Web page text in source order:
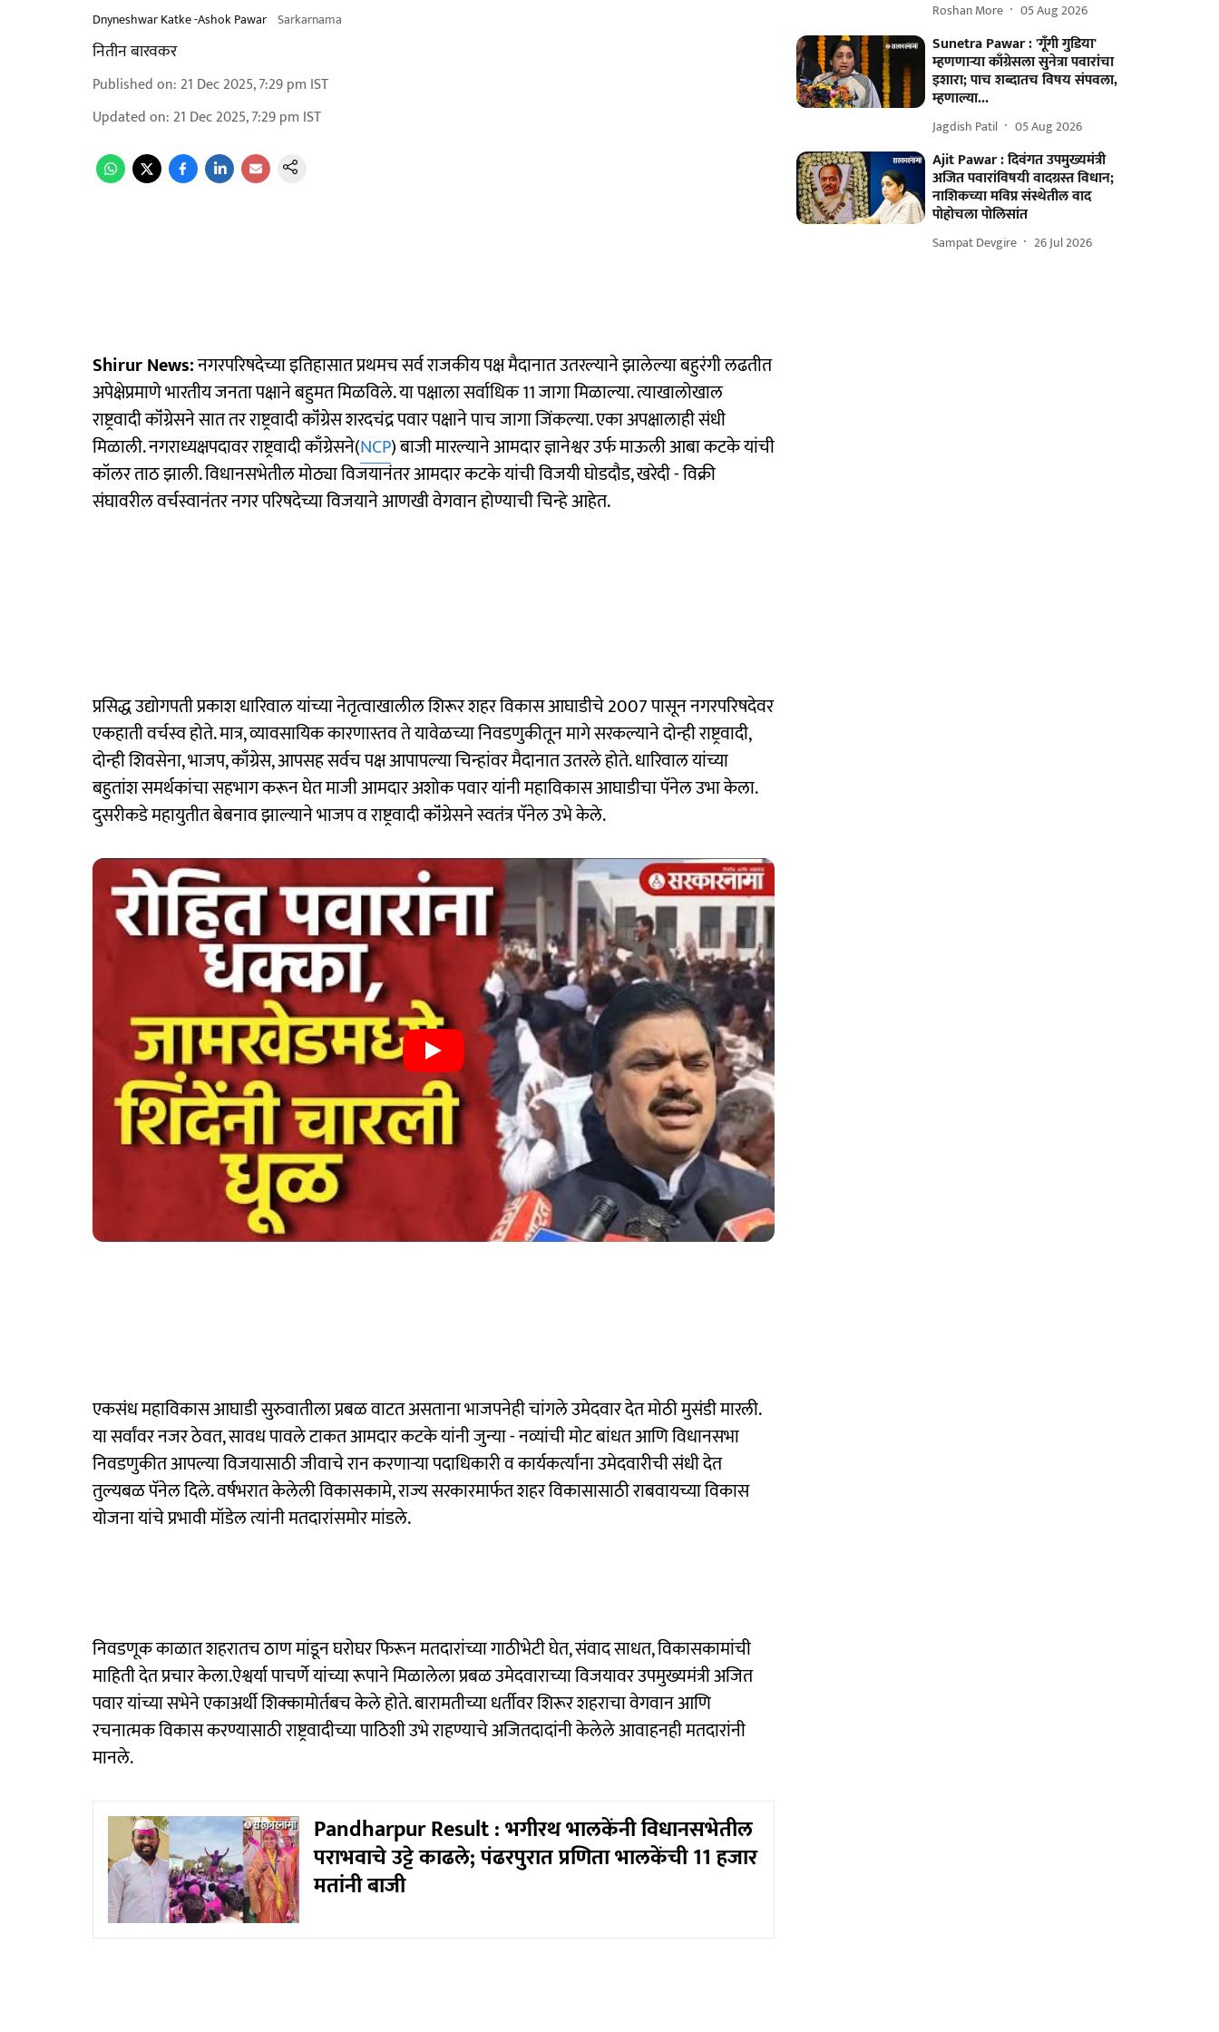
Dnyneshwar Katke -Ashok Pawar Sarkarnama
नितीन बारवकर
Published on: 21 Dec 2025, 7:29 pm IST
Updated on: 21 Dec 2025, 7:29 pm IST
Shirur News:नगरपरिषदेच्या इतिहासात प्रथमच सर्व राजकीय पक्ष मैदानात उतरल्याने झालेल्या बहुरंगी लढतीत
अपेक्षेप्रमाणे भारतीय जनता पक्षाने बहुमत मिळविले. या पक्षाला सर्वाधिक 11 जागा मिळाल्या. त्याखालोखाल
राष्ट्रवादी कॉंग्रेसने सात तर राष्ट्रवादी कॉंग्रेस शरदचंद्र पवार पक्षाने पाच जागा जिंकल्या. एका अपक्षालाही संधी
मिळाली. नगराध्यक्षपदावर राष्ट्रवादी काँग्रेसने(NCP) बाजी मारल्याने आमदार ज्ञानेश्वर उर्फ माऊली आबा कटके यांची
कॉलर ताठ झाली. विधानसभेतील मोठ्या विजयानंतर आमदार कटके यांची विजयी घोडदौड, खरेदी - विक्री
संघावरील वर्चस्वानंतर नगर परिषदेच्या विजयाने आणखी वेगवान होण्याची चिन्हे आहेत.
प्रसिद्ध उद्योगपती प्रकाश धारिवाल यांच्या नेतृत्वाखालील शिरूर शहर विकास आघाडीचे 2007 पासून नगरपरिषदेवर
एकहाती वर्चस्व होते. मात्र, व्यावसायिक कारणास्तव ते यावेळच्या निवडणुकीतून मागे सरकल्याने दोन्ही राष्ट्रवादी,
दोन्ही शिवसेना, भाजप, काँग्रेस, आपसह सर्वच पक्ष आपापल्या चिन्हांवर मैदानात उतरले होते. धारिवाल यांच्या
बहुतांश समर्थकांचा सहभाग करून घेत माजी आमदार अशोक पवार यांनी महाविकास आघाडीचा पॅनेल उभा केला.
दुसरीकडे महायुतीत बेबनाव झाल्याने भाजप व राष्ट्रवादी कॉंग्रेसने स्वतंत्र पॅनेल उभे केले.
एकसंध महाविकास आघाडी सुरुवातीला प्रबळ वाटत असताना भाजपनेही चांगले उमेदवार देत मोठी मुसंडी मारली.
या सर्वांवर नजर ठेवत, सावध पावले टाकत आमदार कटके यांनी जुन्या - नव्यांची मोट बांधत आणि विधानसभा
निवडणुकीत आपल्या विजयासाठी जीवाचे रान करणाऱ्या पदाधिकारी व कार्यकर्त्यांना उमेदवारीची संधी देत
तुल्यबळ पॅनेल दिले. वर्षभरात केलेली विकासकामे, राज्य सरकारमार्फत शहर विकासासाठी राबवायच्या विकास
योजना यांचे प्रभावी मॉडेल त्यांनी मतदारांसमोर मांडले.
निवडणूक काळात शहरातच ठाण मांडून घरोघर फिरून मतदारांच्या गाठीभेटी घेत, संवाद साधत, विकासकामांची
माहिती देत प्रचार केला.ऐश्वर्या पाचर्णे यांच्या रूपाने मिळालेला प्रबळ उमेदवाराच्या विजयावर उपमुख्यमंत्री अजित
पवार यांच्या सभेने एकाअर्थी शिक्कामोर्तबच केले होते. बारामतीच्या धर्तीवर शिरूर शहराचा वेगवान आणि
रचनात्मक विकास करण्यासाठी राष्ट्रवादीच्या पाठिशी उभे राहण्याचे अजितदादांनी केलेले आवाहनही मतदारांनी
मानले.
Pandharpur Result : भगीरथ भालकेंनी विधानसभेतील
पराभवाचे उट्टे काढले; पंढरपुरात प्रणिता भालकेंची 11 हजार
मतांनी बाजी
Roshan More 05 Aug 2026
Sunetra Pawar : 'गूँगी गुडिया'
म्हणणाऱ्या काँग्रेसला सुनेत्रा पवारांचा
इशारा; पाच शब्दातच विषय संपवला,
म्हणाल्या...
Jagdish Patil 05 Aug 2026
Ajit Pawar : दिवंगत उपमुख्यमंत्री
अजित पवारांविषयी वादग्रस्त विधान;
नाशिकच्या मविप्र संस्थेतील वाद
पोहोचला पोलिसांत
Sampat Devgire 26 Jul 2026